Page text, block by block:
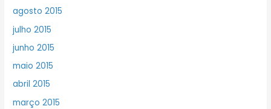
agosto 2015
julho 2015
junho 2015
maio 2015
abril 2015
março 2015